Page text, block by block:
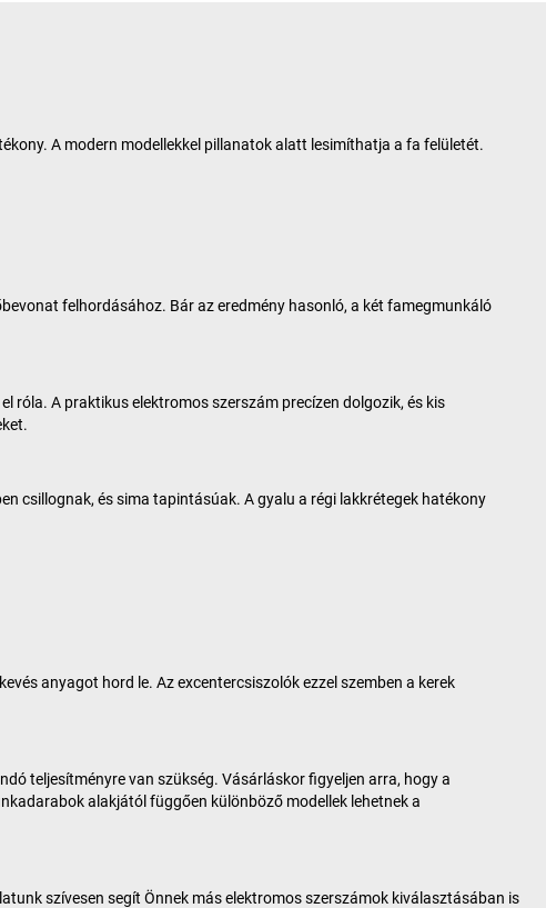
A modern modellekkel pillanatok alatt lesimíthatja a fa felületét.
felhordásához. Bár az eredmény hasonló, a két famegmunkáló
róla. A praktikus elektromos szerszám precízen dolgozik, és kis
csillognak, és sima tapintásúak. A gyalu a régi lakkrétegek hatékony
anyagot hord le. Az excentercsiszolók ezzel szemben a kerek
teljesítményre van szükség. Vásárláskor figyeljen arra, hogy a
alakjától függően különböző modellek lehetnek a
szívesen segít Önnek más elektromos szerszámok kiválasztásában is